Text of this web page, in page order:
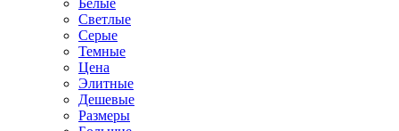
Белые
Светлые
Серые
Темные
Цена
Элитные
Дешевые
Размеры